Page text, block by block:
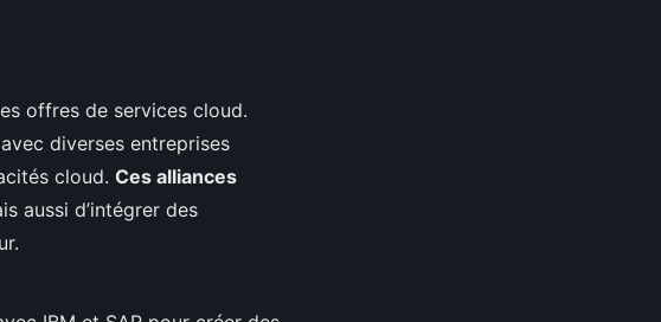
offres de services cloud.
diverses entreprises
cloud. Ces alliances
aussi d’intégrer des